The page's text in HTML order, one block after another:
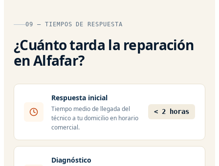
09 — TIEMPOS DE RESPUESTA
¿Cuánto tarda la reparación
en Alfafar?
Respuesta inicial
Tiempo medio de llegada del
técnico a tu domicilio en horario
comercial.
< 2 horas
Diagnóstico